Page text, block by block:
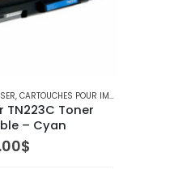
MFC
,CARTOUCHES POUR IMPRIMANTES BROTHER
TN223C Toner
– Cyan
$